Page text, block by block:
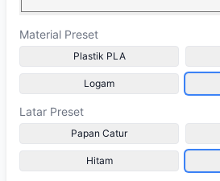
Material Preset
Plastik PLA
Logam
Latar Preset
Papan Catur
Hitam